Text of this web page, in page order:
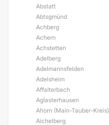
Abstatt
Abtsgmünd
Achberg
Achern
Achstetten
Adelberg
Adelmannsfelden
Adelsheim
Affalterbach
Aglasterhausen
Ahorn (Main-Tauber-Kreis)
Aichelberg